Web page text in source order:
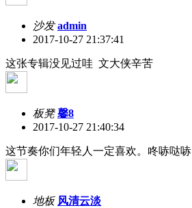
沙发 admin
2017-10-27 21:37:41
这张专辑没见过哇 文大侠辛苦
板凳 馨8
2017-10-27 21:40:34
这节奏你们年轻人一定喜欢。咚哧哒哧
地板 风清云淡